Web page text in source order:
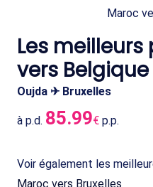
Maroc
Les meilleurs
vers
Oujda ✈ Bruxelles
à p.d. 85.99€ p.p.
Voir également les
Maroc vers Bruxelles